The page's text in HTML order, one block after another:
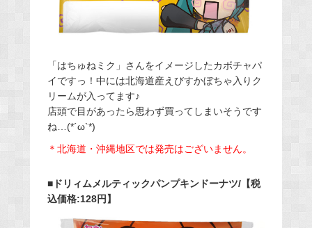
「はちゅねミク」さんをイメージしたカボチャパ
イですっ！中には北海道産えびすかぼちゃ入りク
リームが入ってます♪
店頭で目があったら思わず買ってしまいそうです
ね…(*´ω`*)
＊北海道・沖縄地区では発売はございません。
■ドリィムメルティックパンプキンドーナツ/【税
込価格:128円】